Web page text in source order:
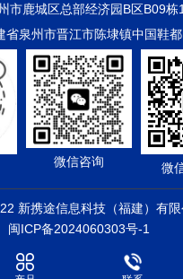
市鹿城区总部经济园B区B09栋
省泉州市晋江市陈埭镇中国鞋
微
微信咨询
新携途信息科技（福建）有
闽ICP备2024060303号-1